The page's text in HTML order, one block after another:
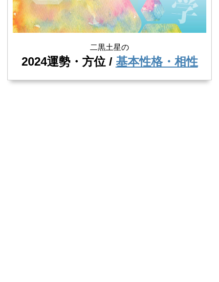
二黒土星の
2024運勢・方位 / 基本性格・相性